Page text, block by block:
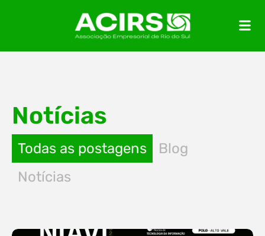
Notícias
Todas as postagens
Blog
Notícias